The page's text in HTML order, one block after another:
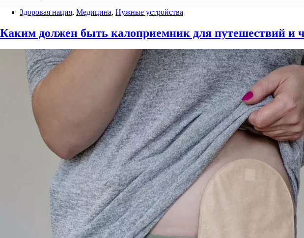
Здоровая нация, Медицина, Нужные устройства
Каким должен быть калоприемник для путешествий и